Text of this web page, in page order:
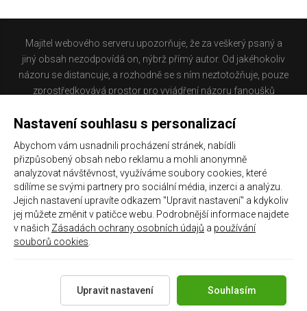
Majitel webového serveru upozorňuje, že za veškerý psaný a
jiný obsah nezodpovídá on, nýbrž přímý autor. Od jakéhokoliv
názoru se distancuje, a rozhodně se s ním neztotožňuje, pouze
zprostředkovává prostor pro vyjádření názoru fanoušků
nacházíte obsahuje materiál, který někteří lidé mohou
nejsou dle právní úpravy zákona č. 480/2004 Sb., o některých
službách informační společnosti a o změně některých zákonů
(zákon o některých službách informační společnosti) a
zejména §6 citovaného zákona, odpovědni za příspěvky
návštěvníků těchto stránek.
Galerie|Historie
Copyright 2021 ©Chachaři.czVšechna práva vyhrazena.
Created by
Nastavení souhlasu s personalizací
Abychom vám usnadnili procházení stránek, nabídli
přizpůsobený obsah nebo reklamu a mohli anonymně
analyzovat návštěvnost, využíváme soubory cookies, které
sdílíme se svými partnery pro sociální média, inzerci a analýzu.
Jejich nastavení upravíte odkazem "Upravit nastavení" a kdykoliv
jej můžete změnit v patičce webu. Podrobnější informace najdete
v našich Zásadách ochrany osobních údajů a používání
souborů cookies
Souhlasím
Upravit nastavení